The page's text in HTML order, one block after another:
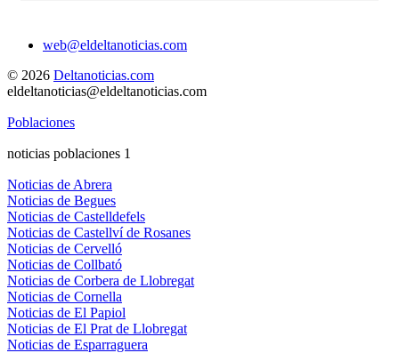
web@eldeltanoticias.com
© 2026 Deltanoticias.com
eldeltanoticias@eldeltanoticias.com
Poblaciones
noticias poblaciones 1
Noticias de Abrera
Noticias de Begues
Noticias de Castelldefels
Noticias de Castellví de Rosanes
Noticias de Cervelló
Noticias de Collbató
Noticias de Corbera de Llobregat
Noticias de Cornella
Noticias de El Papiol
Noticias de El Prat de Llobregat
Noticias de Esparraguera